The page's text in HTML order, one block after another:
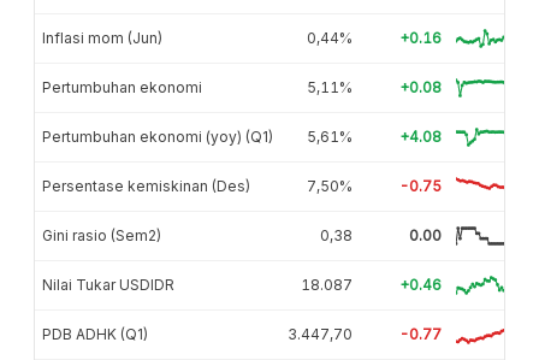
Inflasi mom (Jun) 0,44% +0.16
Pertumbuhan ekonomi 5,11% +0.08
Pertumbuhan ekonomi (yoy) (Q1) 5,61% +4.08
Persentase kemiskinan (Des) 7,50% -0.75
Gini rasio (Sem2) 0,38 0.00
Nilai Tukar USDIDR 18.087 +0.46
PDB ADHK (Q1) 3.447,70 -0.77